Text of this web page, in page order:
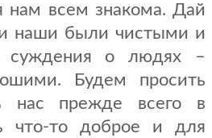
нам всем знакома. Дай
наши были чистыми и
суждения о людях –
Будем просить
нас прежде всего в
что-то доброе и для